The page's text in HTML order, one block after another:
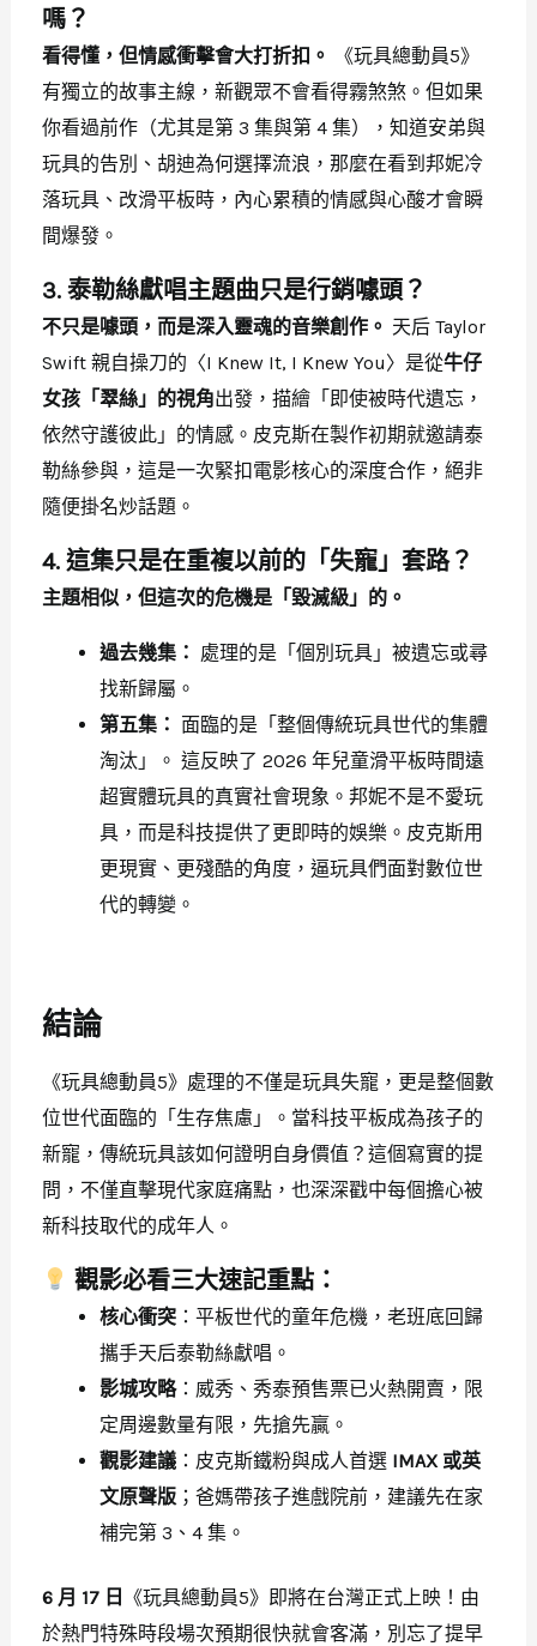
嗎？
看得懂，但情感衝擊會大打折扣。
《玩具總動員5》
有獨立的故事主線，新觀眾不會看得霧煞煞。但如果
你看過前作（尤其是第 3 集與第 4 集），知道安弟與
玩具的告別、胡迪為何選擇流浪，那麼在看到邦妮冷
落玩具、改滑平板時，內心累積的情感與心酸才會瞬
間爆發。
3. 泰勒絲獻唱主題曲只是行銷噱頭？
不只是噱頭，而是深入靈魂的音樂創作。 天后 Taylor
Swift 親自操刀的〈I Knew It, I Knew You〉是從牛仔
女孩「翠絲」的視角出發，描繪「即使被時代遺忘，
依然守護彼此」的情感。皮克斯在製作初期就邀請泰
勒絲參與，這是一次緊扣電影核心的深度合作，絕非
隨便掛名炒話題。
4. 這集只是在重複以前的「失寵」套路？
主題相似，但這次的危機是「毀滅級」的。
過去幾集： 處理的是「個別玩具」被遺忘或尋
找新歸屬。
第五集： 面臨的是「整個傳統玩具世代的集體
淘汰」。 這反映了 2026 年兒童滑平板時間遠
超實體玩具的真實社會現象。邦妮不是不愛玩
具，而是科技提供了更即時的娛樂。皮克斯用
更現實、更殘酷的角度，逼玩具們面對數位世
代的轉變。
結論
《玩具總動員5》處理的不僅是玩具失寵，更是整個數
位世代面臨的「生存焦慮」。當科技平板成為孩子的
新寵，傳統玩具該如何證明自身價值？這個寫實的提
問，不僅直擊現代家庭痛點，也深深戳中每個擔心被
新科技取代的成年人。
觀影必看三大速記重點：
核心衝突：平板世代的童年危機，老班底回歸
攜手天后泰勒絲獻唱。
影城攻略：威秀、秀泰預售票已火熱開賣，限
定周邊數量有限，先搶先贏。
觀影建議：皮克斯鐵粉與成人首選 IMAX 或英
文原聲版；爸媽帶孩子進戲院前，建議先在家
補完第 3、4 集。
6 月 17 日
《玩具總動員5》即將在台灣正式上映！由
於熱門特殊時段場次預期很快就會客滿，別忘了提早